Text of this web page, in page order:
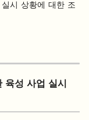
시 상황에 대한 조
성 사업 실시